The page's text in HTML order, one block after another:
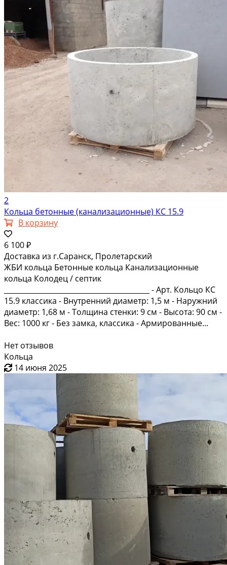
2
Кольца бетонные (канализационные) КС 15.9
В корзину
6 100 ₽
Доставка из г.Саранск, Пролетарский
ЖБИ кольца Бетонные кольца Канализационные
кольца Колодец / септик
_________________________________________ - Арт. Кольцо КС
15.9 классика - Внутренний диаметр: 1,5 м - Наружний
диаметр: 1,68 м - Толщина стенки: 9 см - Высота: 90 см -
Вес: 1000 кг - Без замка, классика - Армированные...
Нет отзывов
Кольца
14 июня 2025